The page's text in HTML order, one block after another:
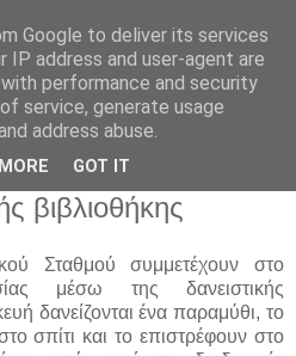
"ΔΕΛΑΣΑΛ"
βιβλιοθήκης
Σταθμού συμμετέχουν στο
μέσω της δανειστικής
δανείζονται ένα παραμύθι, το
σπίτι και το επιστρέφουν στο
Google to deliver its services
IP address and user-agent are
performance and security
service, generate usage
address abuse.
GOT IT